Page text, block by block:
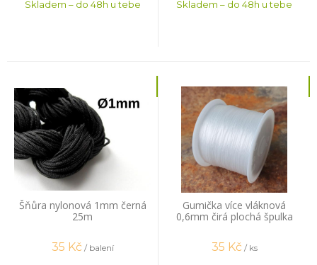
Skladem – do 48h u tebe Skladem – do 48h u tebe
Šňůra nylonová 1mm černá
25m
35 Kč / balení
Gumička více vláknová
0,6mm čirá plochá špulka
44m
35 Kč / ks